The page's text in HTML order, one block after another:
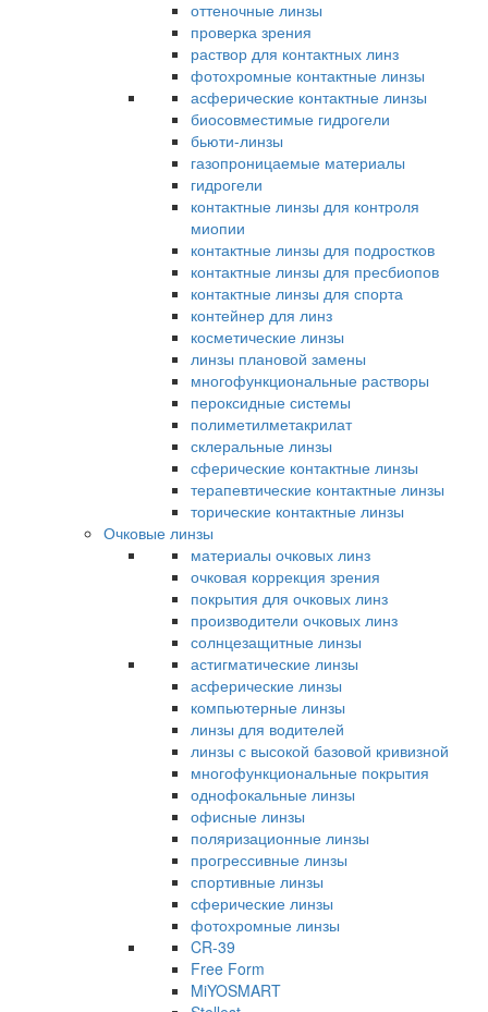
оттеночные линзы
проверка зрения
раствор для контактных линз
фотохромные контактные линзы
асферические контактные линзы
биосовместимые гидрогели
бьюти-линзы
газопроницаемые материалы
гидрогели
контактные линзы для контроля
миопии
контактные линзы для подростков
контактные линзы для пресбиопов
контактные линзы для спорта
контейнер для линз
косметические линзы
линзы плановой замены
многофункциональные растворы
пероксидные системы
полиметилметакрилат
склеральные линзы
сферические контактные линзы
терапевтические контактные линзы
торические контактные линзы
Очковые линзы
материалы очковых линз
очковая коррекция зрения
покрытия для очковых линз
производители очковых линз
солнцезащитные линзы
астигматические линзы
асферические линзы
компьютерные линзы
линзы для водителей
линзы с высокой базовой кривизной
многофункциональные покрытия
однофокальные линзы
офисные линзы
поляризационные линзы
прогрессивные линзы
спортивные линзы
сферические линзы
фотохромные линзы
CR-39
Free Form
MiYOSMART